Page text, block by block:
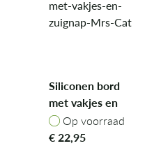
Siliconen bord
met vakjes en
zuignap - Mrs.
Cat
Op voorraad
Op voorraad
€22,95